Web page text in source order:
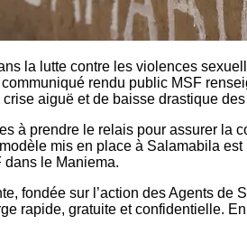
la lutte contre les violences
rendu public MSF
aiguë et de baisse drastique
à prendre le relais pour assurer la
mis en place à Salamabila
dans le Maniema.
fondée sur l’action des Agents
rapide, gratuite et confidentielle.